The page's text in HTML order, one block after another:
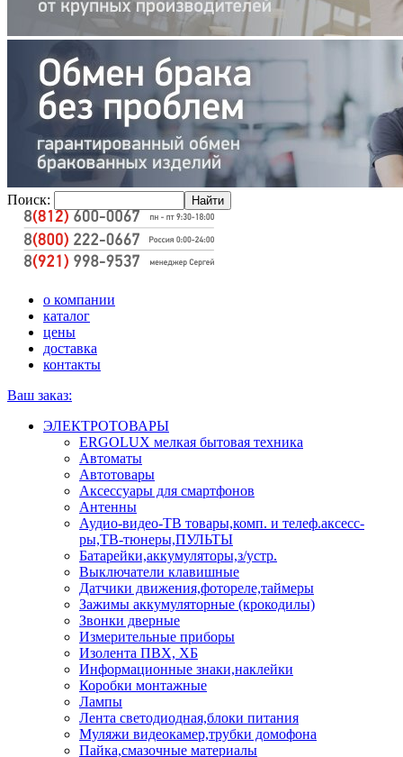
Поиск:
о компании
каталог
цены
доставка
контакты
Ваш заказ:
ЭЛЕКТРОТОВАРЫ
ERGOLUX мелкая бытовая техника
Автоматы
Автотовары
Аксессуары для смартфонов
Антенны
Аудио-видео-ТВ товары,комп. и телеф.аксесс-
ры,ТВ-тюнеры,ПУЛЬТЫ
Батарейки,аккумуляторы,з/устр.
Выключатели клавишные
Датчики движения,фотореле,таймеры
Зажимы аккумуляторные (крокодилы)
Звонки дверные
Измерительные приборы
Изолента ПВХ, ХБ
Информационные знаки,наклейки
Коробки монтажные
Лампы
Лента светодиодная,блоки питания
Муляжи видеокамер,трубки домофона
Пайка,смазочные материалы